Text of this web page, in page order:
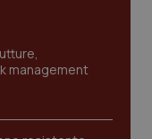
management